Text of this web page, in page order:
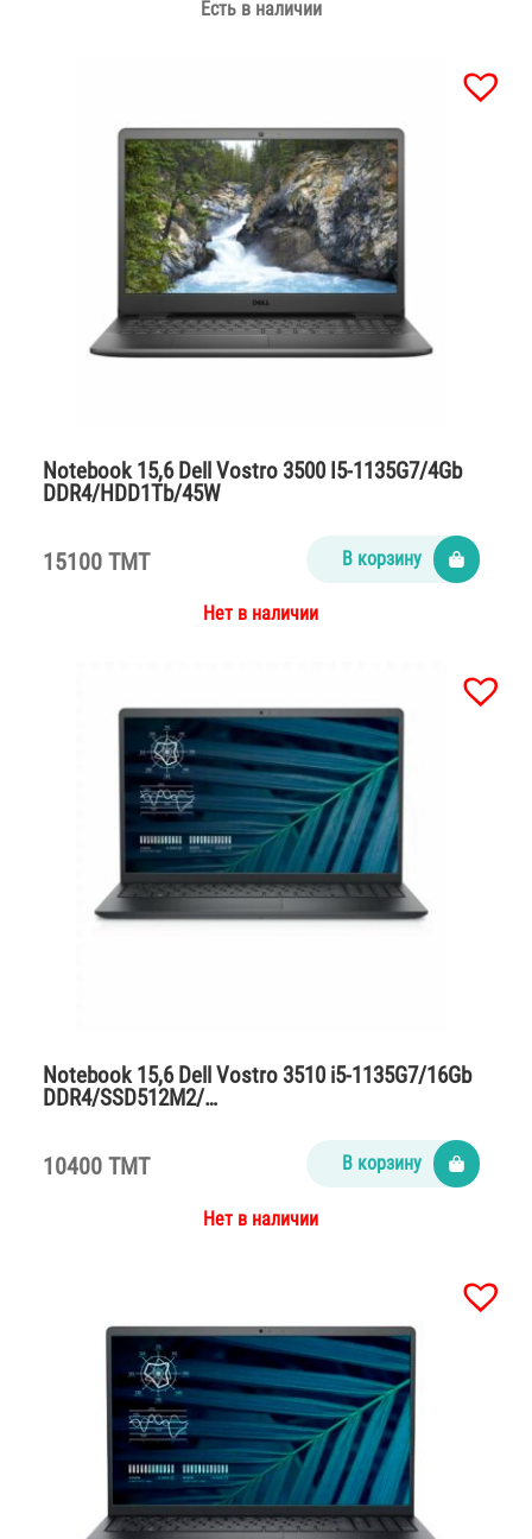
Есть в наличии
Notebook 15,6 Dell Vostro 3500 I5-1135G7/4Gb
DDR4/HDD1Tb/45W
15100 TMT В корзину
Нет в наличии
Notebook 15,6 Dell Vostro 3510 i5-1135G7/16Gb
DDR4/SSD512M2/…
10400 TMT В корзину
Нет в наличии